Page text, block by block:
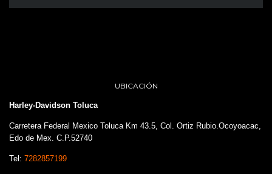
UBICACIÓN
Harley-Davidson Toluca
Carretera Federal Mexico Toluca Km 43.5, Col. Ortiz Rubio.Ocoyoacac,
Edo de Mex. C.P.52740
Tel: 7282857199